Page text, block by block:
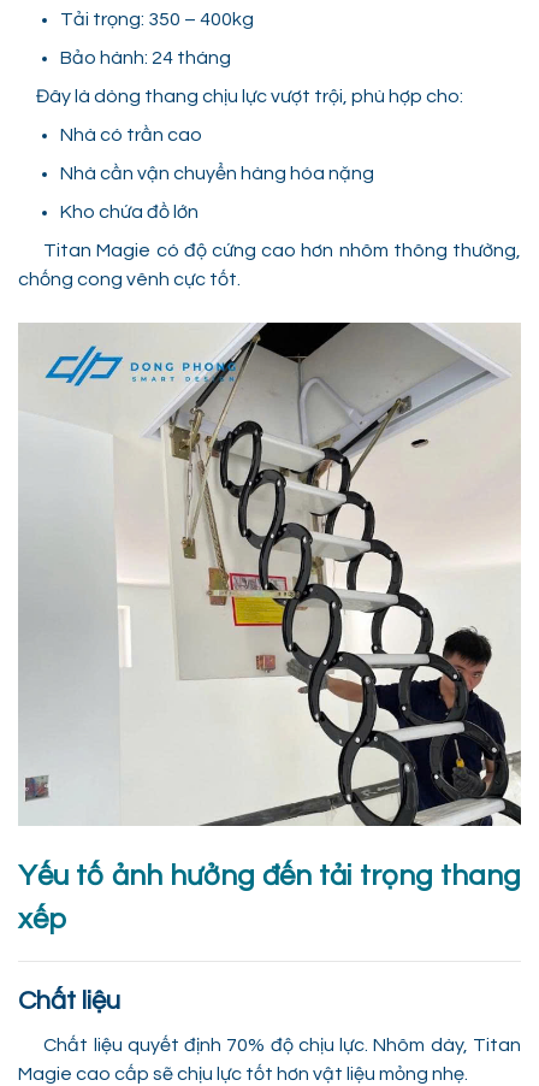
Tải trọng: 350 – 400kg
Bảo hành: 24 tháng
Đây là dòng thang chịu lực vượt trội, phù hợp cho:
Nhà có trần cao
Nhà cần vận chuyển hàng hóa nặng
Kho chứa đồ lớn
Titan Magie có độ cứng cao hơn nhôm thông thường,
chống cong vênh cực tốt.
Yếu tố ảnh hưởng đến tải trọng thang
xếp
Chất liệu
Chất liệu quyết định 70% độ chịu lực. Nhôm dày, Titan
Magie cao cấp sẽ chịu lực tốt hơn vật liệu mỏng nhẹ.